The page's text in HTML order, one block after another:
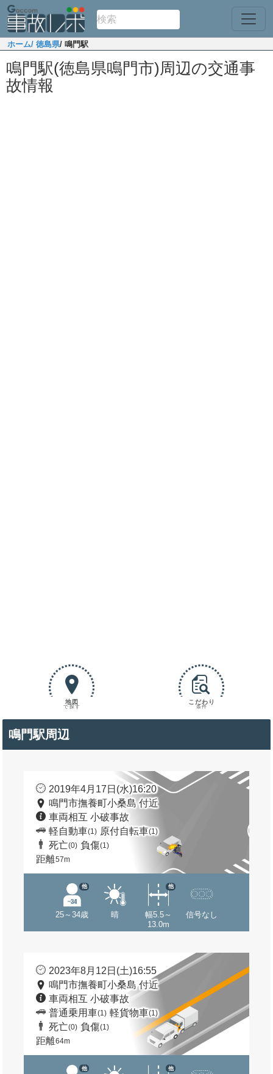
ホーム/ 徳島県/ 鳴門駅
鳴門駅(徳島県鳴門市)周辺の交通事
故情報
地図
で探す
こだわり
条件
鳴門駅周辺
2019年4月17日(水)16:20
鳴門市撫養町小桑島 付近
車両相互 小破事故
軽自動車(1) 原付自転車(1)
死亡(0) 負傷(1)
距離57m
25～34歳
他
晴
幅5.5～
13.0m
他
信号なし
2023年8月12日(土)16:55
鳴門市撫養町小桑島 付近
車両相互 小破事故
普通乗用車(1) 軽貨物車(1)
死亡(0) 負傷(1)
距離64m
他 他